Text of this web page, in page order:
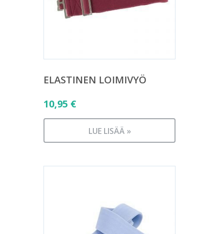
ELASTINEN LOIMIVYÖ
10,95 €
LUE LISÄÄ »